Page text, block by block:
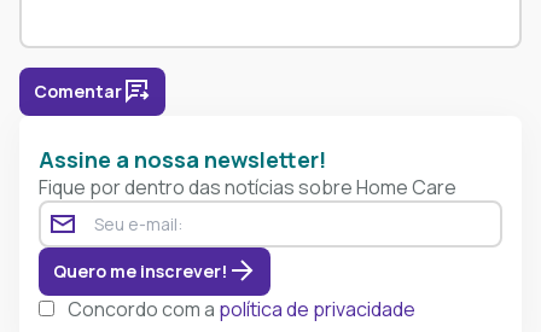
Comentar
Assine a nossa newsletter!
Fique por dentro das notícias sobre Home Care
Quero me inscrever!
Concordo com a política de privacidade